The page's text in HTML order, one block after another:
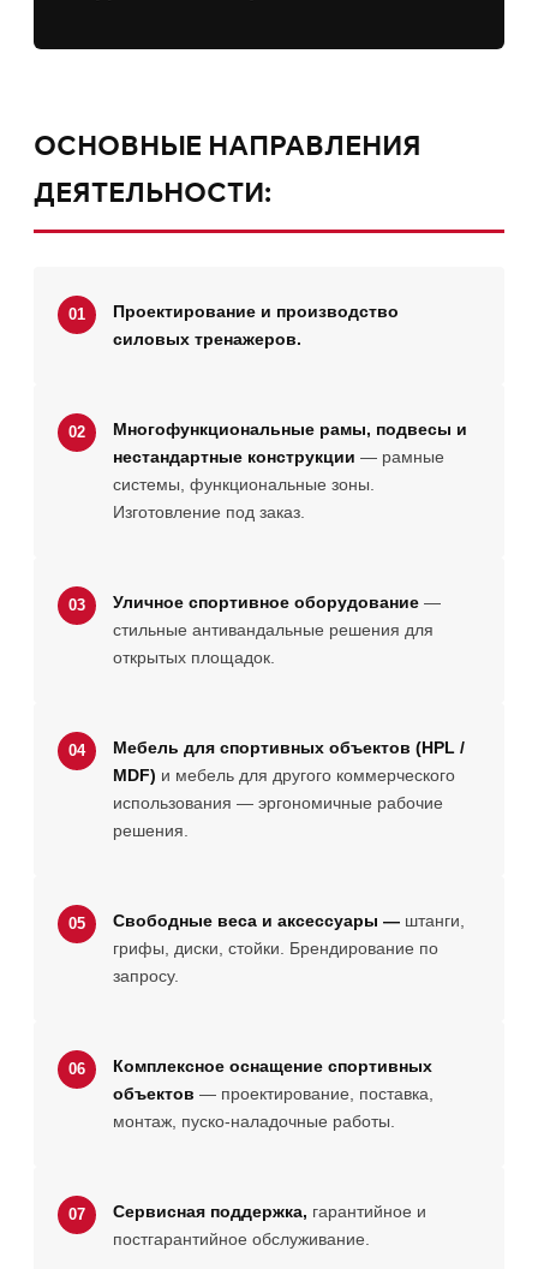
ОСНОВНЫЕ НАПРАВЛЕНИЯ
ДЕЯТЕЛЬНОСТИ:
01
Проектирование и производство
силовых тренажеров.
02
Многофункциональные рамы, подвесы и
нестандартные конструкции — рамные
системы, функциональные зоны.
Изготовление под заказ.
03 Уличное спортивное оборудование —
стильные антивандальные решения для
открытых площадок.
04
Мебель для спортивных объектов (HPL /
MDF) и мебель для другого коммерческого
использования — эргономичные рабочие
решения.
05 Свободные веса и аксессуары — штанги,
грифы, диски, стойки. Брендирование по
запросу.
06
Комплексное оснащение спортивных
объектов — проектирование, поставка,
монтаж, пуско-наладочные работы.
07 Сервисная поддержка, гарантийное и
постгарантийное обслуживание.